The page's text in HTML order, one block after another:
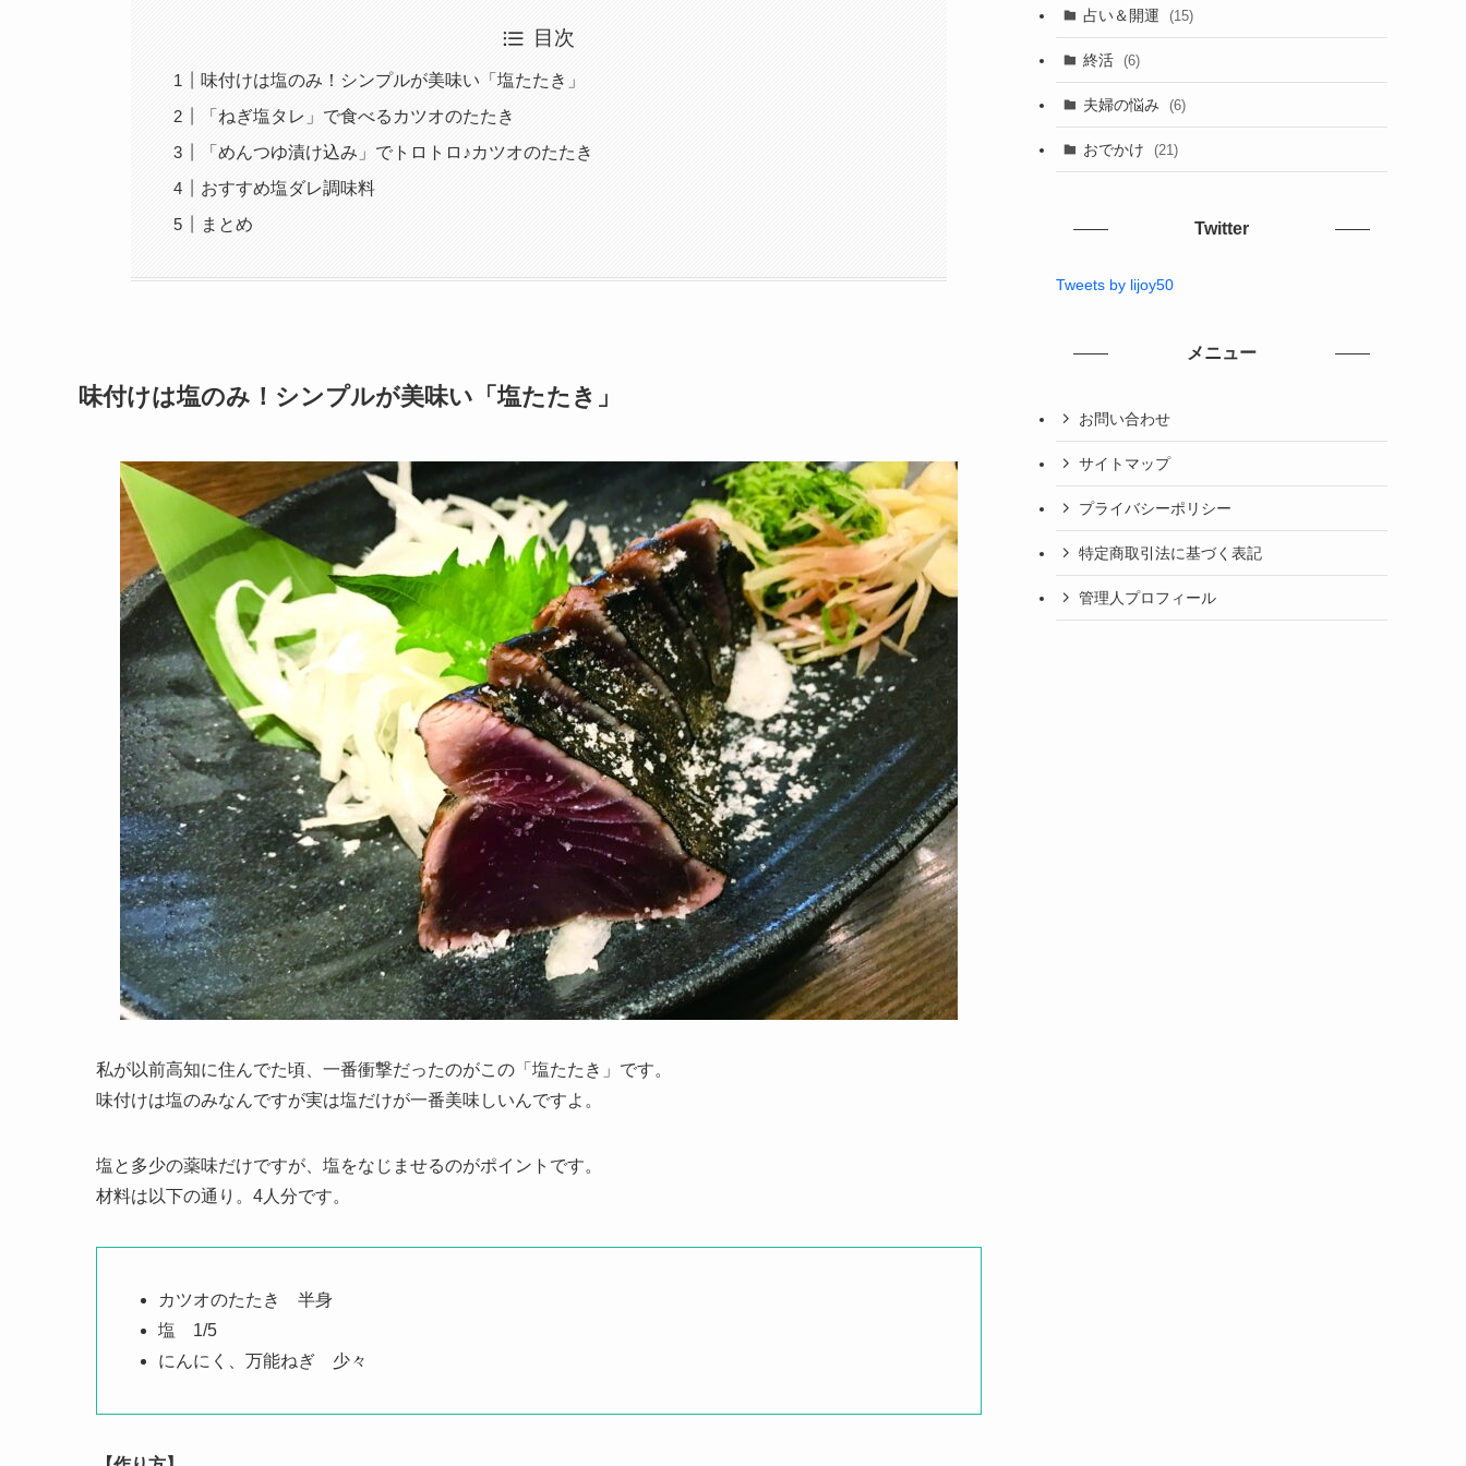
目次
味付けは塩のみ！シンプルが美味い「塩たたき」
「ねぎ塩タレ」で食べるカツオのたたき
「めんつゆ漬け込み」でトロトロ♪カツオのたたき
おすすめ塩ダレ調味料
まとめ
味付けは塩のみ！シンプルが美味い「塩たたき」
私が以前高知に住んでた頃、一番衝撃だったのがこの「塩たたき」です。
味付けは塩のみなんですが実は塩だけが一番美味しいんですよ。
塩と多少の薬味だけですが、塩をなじませるのがポイントです。
材料は以下の通り。4人分です。
カツオのたたき 半身
塩 1/5
にんにく、万能ねぎ 少々
占い＆開運 (15)
終活 (6)
夫婦の悩み (6)
おでかけ (21)
Twitter
Tweets by lijoy50
メニュー
お問い合わせ
サイトマップ
プライバシーポリシー
特定商取引法に基づく表記
管理人プロフィール